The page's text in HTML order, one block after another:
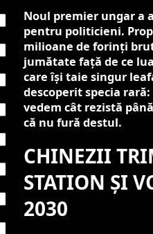
Noul premier ungar a
pentru politicieni.
milioane de forinți
jumătate față de ce
care își taie singur
descoperit specia
vedem cât rezistă
că nu fură destul.
CHINEZII
STATION ȘI
2030